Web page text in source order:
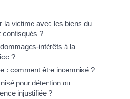
la victime avec les biens du
confisqués ?
intérêts à la
?
: comment être indemnisé ?
pour détention ou
injustifiée ?